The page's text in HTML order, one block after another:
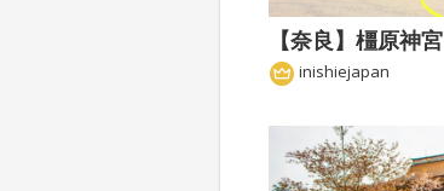
【奈良】橿原神宮
inishiejapan